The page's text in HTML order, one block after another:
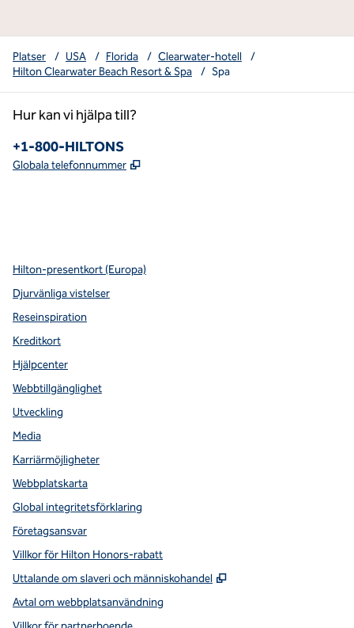
Platser / USA / Florida / Clearwater-hotell
/
Hilton Clearwater Beach Resort & Spa
/ Spa
Hur kan vi hjälpa till?
Telefon:
+1-800-HILTONS
Globala telefonnummer ,
Hilton-presentkort (Europa)
Djurvänliga vistelser
Reseinspiration
Kreditkort
Hjälpcenter
Webbtillgänglighet
Utveckling
Media
Karriärmöjligheter
Webbplatskarta
Global integritetsförklaring
Företagsansvar
Villkor för Hilton Honors-rabatt
Uttalande om slaveri och människohandel
,
Avtal om webbplatsanvändning